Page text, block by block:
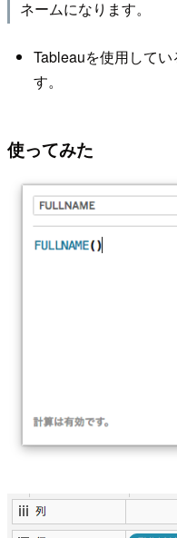
ネームになります。
Tableauを使用して
す。
使ってみた